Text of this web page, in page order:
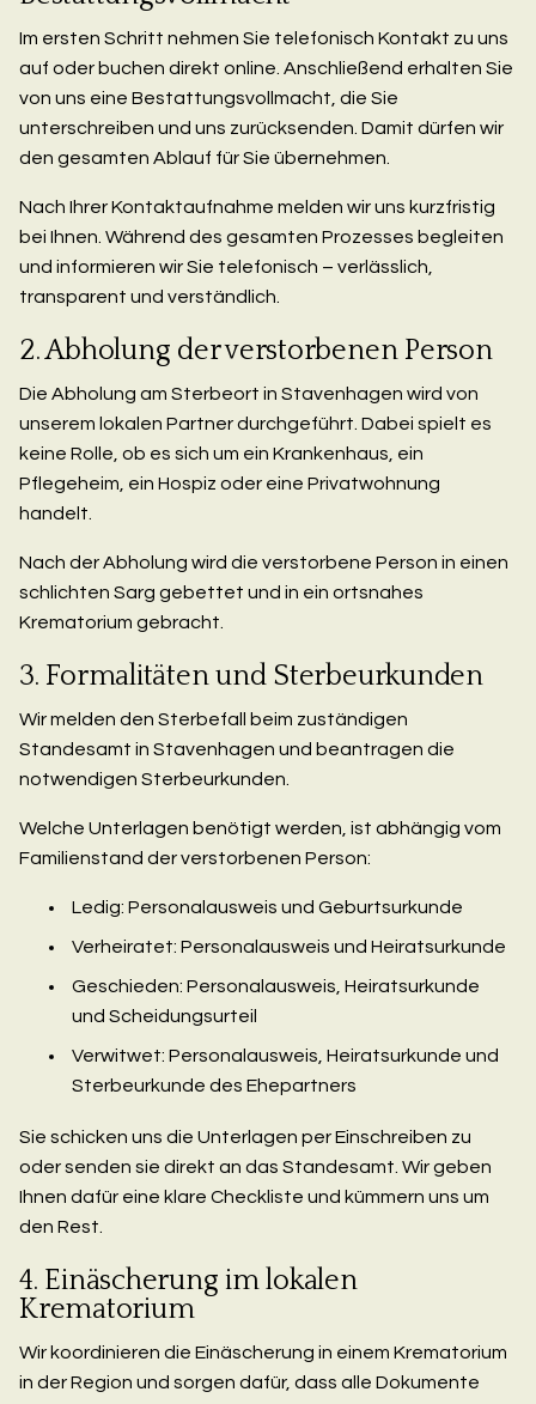
Im ersten Schritt nehmen Sie telefonisch Kontakt zu uns
auf oder buchen direkt online. Anschließend erhalten Sie
von uns eine Bestattungsvollmacht, die Sie
unterschreiben und uns zurücksenden. Damit dürfen wir
den gesamten Ablauf für Sie übernehmen.
Nach Ihrer Kontaktaufnahme melden wir uns kurzfristig
bei Ihnen. Während des gesamten Prozesses begleiten
und informieren wir Sie telefonisch – verlässlich,
transparent und verständlich.
2. Abholung der verstorbenen Person
Die Abholung am Sterbeort in Stavenhagen wird von
unserem lokalen Partner durchgeführt. Dabei spielt es
keine Rolle, ob es sich um ein Krankenhaus, ein
Pflegeheim, ein Hospiz oder eine Privatwohnung
handelt.
Nach der Abholung wird die verstorbene Person in einen
schlichten Sarg gebettet und in ein ortsnahes
Krematorium gebracht.
3. Formalitäten und Sterbeurkunden
Wir melden den Sterbefall beim zuständigen
Standesamt in Stavenhagen und beantragen die
notwendigen Sterbeurkunden.
Welche Unterlagen benötigt werden, ist abhängig vom
Familienstand der verstorbenen Person:
Ledig: Personalausweis und Geburtsurkunde
Verheiratet: Personalausweis und Heiratsurkunde
Geschieden: Personalausweis, Heiratsurkunde
und Scheidungsurteil
Verwitwet: Personalausweis, Heiratsurkunde und
Sterbeurkunde des Ehepartners
Sie schicken uns die Unterlagen per Einschreiben zu
oder senden sie direkt an das Standesamt. Wir geben
Ihnen dafür eine klare Checkliste und kümmern uns um
den Rest.
4. Einäscherung im lokalen
Krematorium
Wir koordinieren die Einäscherung in einem Krematorium
in der Region und sorgen dafür, dass alle Dokumente